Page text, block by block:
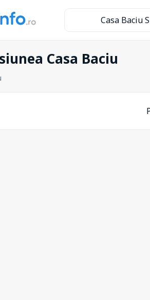
Casa Baciu
Casa Baciu